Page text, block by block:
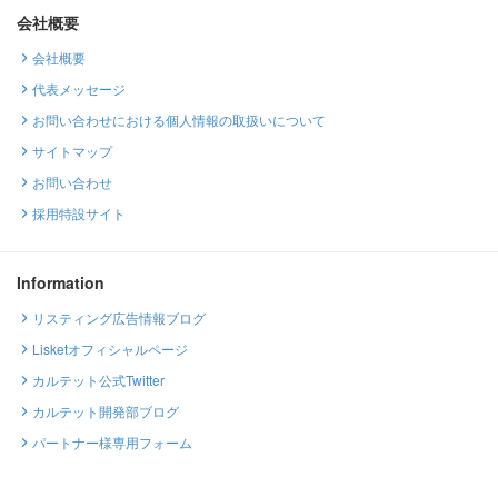
会社概要
会社概要
代表メッセージ
お問い合わせにおける個人情報の取扱いについて
サイトマップ
お問い合わせ
採用特設サイト
Information
リスティング広告情報ブログ
Lisketオフィシャルページ
カルテット公式Twitter
カルテット開発部ブログ
パートナー様専用フォーム